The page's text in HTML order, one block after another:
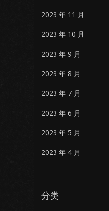
2023 年 11 月
2023 年 10 月
2023 年 9 月
2023 年 8 月
2023 年 7 月
2023 年 6 月
2023 年 5 月
2023 年 4 月
分类